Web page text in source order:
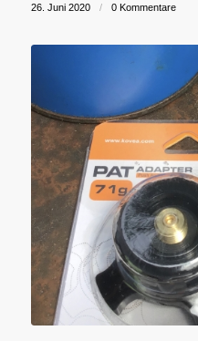
26. Juni 2020 / 0 Kommentare